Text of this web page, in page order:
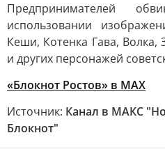
Предпринимателей
использовании
Кеши, Котенка Гава, Волка,
и других персонажей
«Блокнот Ростов» в MAX
Источник: Канал в МАКС
Блокнот"